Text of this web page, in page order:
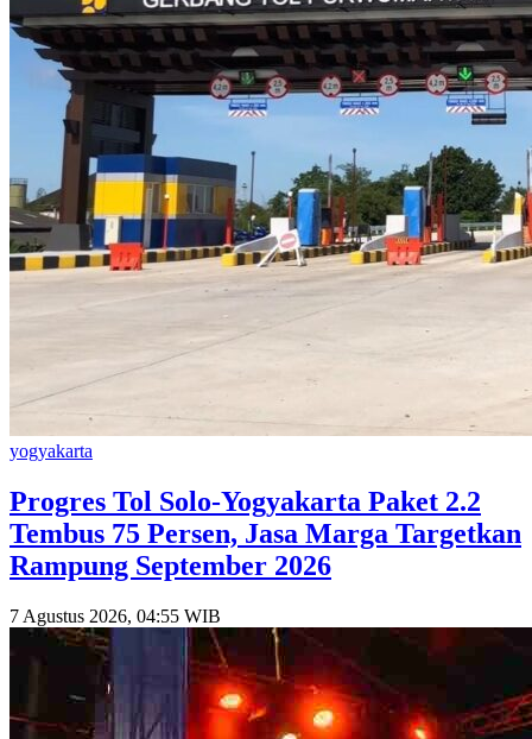
yogyakarta
Progres Tol Solo-Yogyakarta Paket 2.2
Tembus 75 Persen, Jasa Marga Targetkan
Rampung September 2026
7 Agustus 2026, 04:55 WIB